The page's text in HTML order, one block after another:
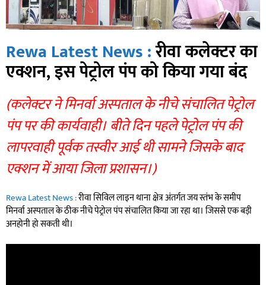
Rewa Latest News :रीवा कलेक्टर का
एक्शन, इस पेट्रोल पंप को किया गया बंद
(कलेक्टर ने मिनर्वा अस्पताल के नीचे संचालित पेट्रोल
पंप पर की कार्यवाही। बीते दिन पहले पेट्रोल पंप की
लापरवाही पूर्वक तस्वीर आई थी सामने जिसके बाद
एक्शन में आया जिला प्रशासन।)
Rewa Latest News :रीवा सिविल लाइन थाना क्षेत्र अंतर्गत जय स्तंभ के समीप
मिनर्वा अस्पताल के ठीक नीचे पेट्रोल पंप संचालित किया जा रहा था। जिससे एक बड़ी
अनहोनी हो सकती थी।